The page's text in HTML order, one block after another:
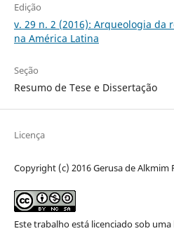
Edição
v. 29 n. 2 (2016): Arqueologia da
na América Latina
Seção
Resumo de Tese e Dissertação
Licença
Copyright (c) 2016 Gerusa de Alkmim
Este trabalho está licenciado sob uma